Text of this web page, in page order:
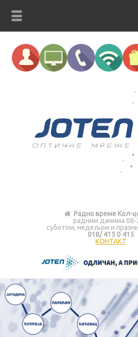
Радно време Кол-
радним данима 08-
суботом, недељом и
018/ 415 0 415
КОНТАКТ